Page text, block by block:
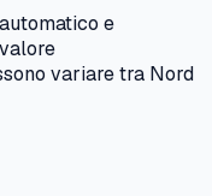
e
variare tra Nord